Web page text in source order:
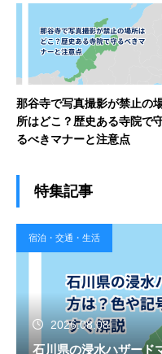
那谷寺で写真撮影が禁止の
所はどこ？歴史ある寺院で
るべきマナーと注意点
特集記事
宿泊・交通・生活
2026.08.08
石川県の浸水ハザード